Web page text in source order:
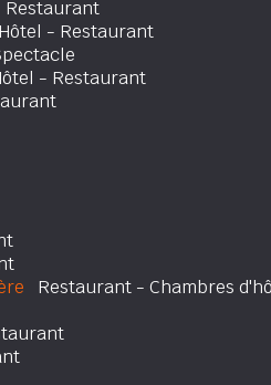
Restaurant
- Restaurant
- Restaurant
Restaurant - Chambres